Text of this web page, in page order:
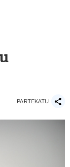
PARTEKATU